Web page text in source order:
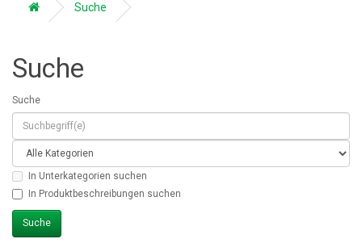
Suche
Suche
Suche
In Unterkategorien suchen
In Produktbeschreibungen suchen